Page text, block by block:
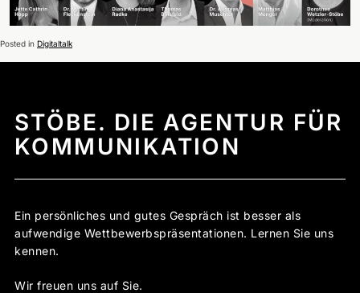
Posted in Digitaltalk
STÖBE. DIE AGENTUR FÜR
KOMMUNIKATION
Ein persönliches und gutes Gespräch ist besser als
aufwendige Wettbewerbs­präsentationen. Lernen Sie uns
kennen.
Wir freuen uns auf Sie.